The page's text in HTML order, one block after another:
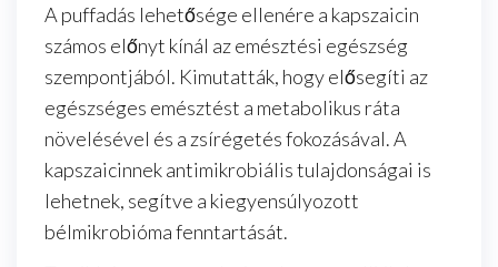
A puffadás lehetősége ellenére a kapszaicin
számos előnyt kínál az emésztési egészség
szempontjából. Kimutatták, hogy elősegíti az
egészséges emésztést a metabolikus ráta
növelésével és a zsírégetés fokozásával. A
kapszaicinnek antimikrobiális tulajdonságai is
lehetnek, segítve a kiegyensúlyozott
bélmikrobióma fenntartását.